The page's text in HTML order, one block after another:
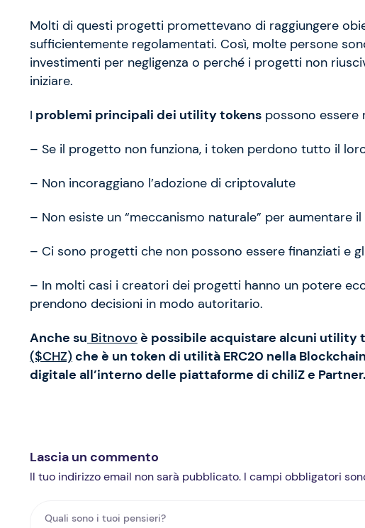
Molti di questi progetti promettevano di raggiungere
sufficientemente regolamentati. Così, molte persone
investimenti per negligenza o perché i progetti non
iniziare.
I problemi principali dei utility tokens possono essere
– Se il progetto non funziona, i token perdono tutto il
– Non incoraggiano l’adozione di criptovalute
– Non esiste un “meccanismo naturale” per aumentare
– Ci sono progetti che non possono essere finanziati e
– In molti casi i creatori dei progetti hanno un potere
prendono decisioni in modo autoritario.
Anche su Bitnovo è possibile acquistare alcuni utility
($CHZ)che è un token di utilità ERC20 nella
digitale all’interno delle piattaforme di chiliZ e
Lascia un commento
Il tuo indirizzo email non sarà pubblicato. I campi obbligatori